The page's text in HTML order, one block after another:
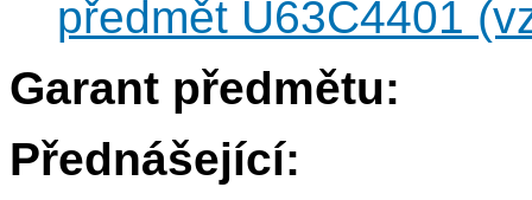
předmět U63C4401
Garant předmětu:
Přednášející: